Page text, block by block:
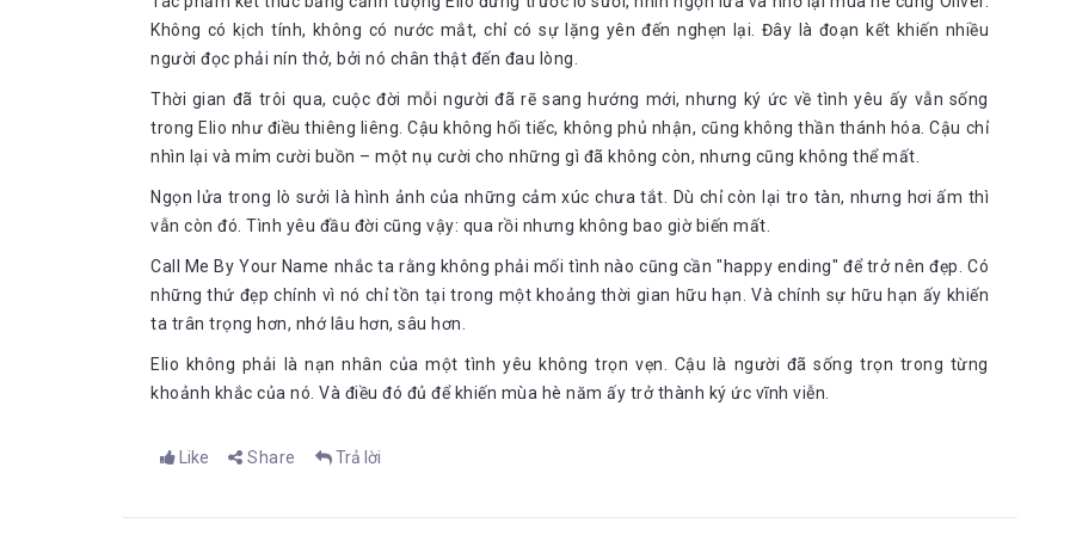
không ngồi yên chỗ khiến tôi cảm thấy tôi đã làm gì đó, giống như gặt hái một mớ tiền lời mà tôi không đầu tư, tôi
đã kiếm được tiền đâu mà đầu tư
mình. Kết quả ra sao? Xem tiếp phần sau nhé các bạn!
Phần 2: Yêu cuồng nhiệt-Gò vẽ của Monet
Andre Acimen thì ngôn từ sẽ trở nên vô cùng thừa thãi và sống sượng bởi chính tình yêu của hai con người ấy được
Andre thể hiện quá đẹp quá xuất sắc rồi. Vậy nên, không cần nhiều lời, tôi sẽ chỉ xin trích dẫn các đoạn trong cuốn tiểu
Elio thổ lộ tình cảm với Oliver:
Sao cái gì cậu cũng biết vậy?
mình sẽ chẳng bao giờ vượt qua được. Tôi căng thẳng quá, chẳng tính toán được gì
Không có kịch tính, không có nước mắt, chỉ có sự lặng yên đến nghẹn lại. Đây là đoạn kết khiến nhiều
người đọc phải nín thở, bởi nó chân thật đến đau lòng.
Thời gian đã trôi qua, cuộc đời mỗi người đã rẽ sang hướng mới, nhưng ký ức về tình yêu ấy vẫn sống
trong Elio như điều thiêng liêng. Cậu không hối tiếc, không phủ nhận, cũng không thần thánh hóa. Cậu chỉ
nhìn lại và mỉm cười buồn – một nụ cười cho những gì đã không còn, nhưng cũng không thể mất.
Ngọn lửa trong lò sưởi là hình ảnh của những cảm xúc chưa tắt. Dù chỉ còn lại tro tàn, nhưng hơi ấm thì
vẫn còn đó. Tình yêu đầu đời cũng vậy: qua rồi nhưng không bao giờ biến mất.
Call Me By Your Name nhắc ta rằng không phải mối tình nào cũng cần "happy ending" để trở nên đẹp. Có
những thứ đẹp chính vì nó chỉ tồn tại trong một khoảng thời gian hữu hạn. Và chính sự hữu hạn ấy khiến
ta trân trọng hơn, nhớ lâu hơn, sâu hơn.
Elio không phải là nạn nhân của một tình yêu không trọn vẹn. Cậu là người đã sống trọn trong từng
khoảnh khắc của nó. Và điều đó đủ để khiến mùa hè năm ấy trở thành ký ức vĩnh viễn.
Like Share Trả lời